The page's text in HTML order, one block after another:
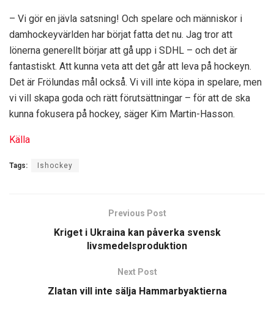
– Vi gör en jävla satsning! Och spelare och människor i
damhockeyvärlden har börjat fatta det nu. Jag tror att
lönerna generellt börjar att gå upp i SDHL – och det är
fantastiskt. Att kunna veta att det går att leva på hockeyn.
Det är Frölundas mål också. Vi vill inte köpa in spelare, men
vi vill skapa goda och rätt förutsättningar – för att de ska
kunna fokusera på hockey, säger Kim Martin-Hasson.
Källa
Tags: Ishockey
Previous Post
Kriget i Ukraina kan påverka svensk
livsmedelsproduktion
Next Post
Zlatan vill inte sälja Hammarbyaktierna